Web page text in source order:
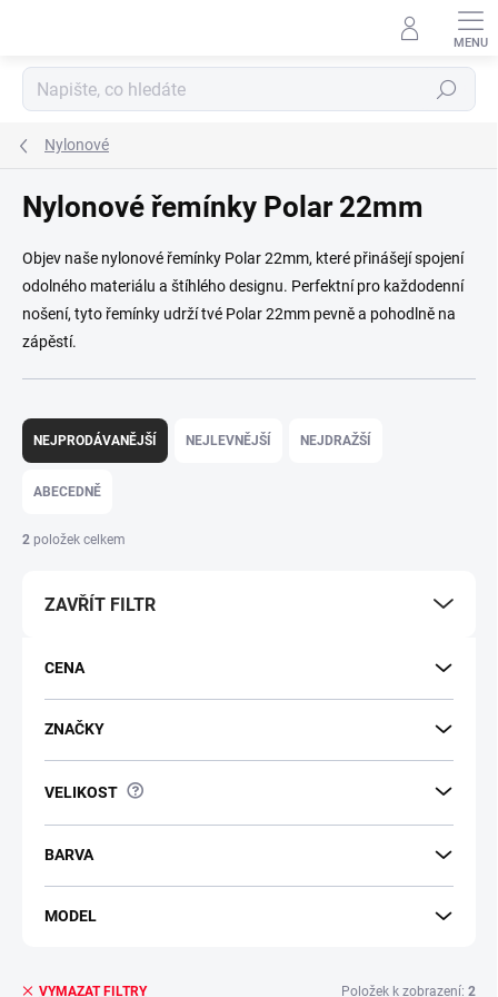
Hledat
Nylonové
Nylonové řemínky Polar 22mm
Objev naše nylonové řemínky Polar 22mm, které přinášejí spojení
odolného materiálu a štíhlého designu. Perfektní pro každodenní
nošení, tyto řemínky udrží tvé Polar 22mm pevně a pohodlně na
zápěstí.
Řazení produktů
NEJPRODÁVANĚJŠÍ NEJLEVNĚJŠÍ NEJDRAŽŠÍ
ABECEDNĚ
2 položek celkem
ZAVŘÍT FILTR
CENA
ZNAČKY
VELIKOST ?
BARVA
MODEL
VYMAZAT FILTRY Položek k zobrazení: 2